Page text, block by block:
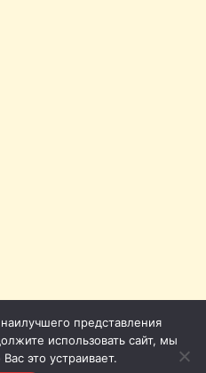
представления
использовать сайт, мы
это устраивает.